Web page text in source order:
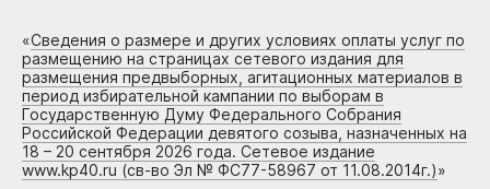
«Сведения о размере и других условиях оплаты услуг по
размещению на страницах сетевого издания для
размещения предвыборных, агитационных материалов в
период избирательной кампании по выборам в
Государственную Думу Федерального Собрания
Российской Федерации девятого созыва, назначенных на
18 – 20 сентября 2026 года. Сетевое издание
www.kp40.ru (св-во Эл № ФС77-58967 от 11.08.2014г.)»